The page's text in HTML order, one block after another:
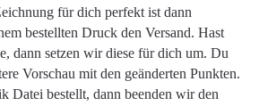
für dich perfekt ist dann
bestellten Druck den Versand. Hast
dann setzen wir diese für dich um. Du
Vorschau mit den geänderten Punkten.
Datei bestellt, dann beenden wir den